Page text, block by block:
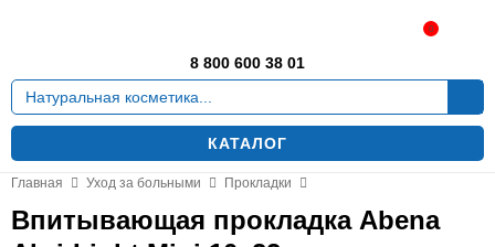
Москва
8 800 600 38 01
КАТАЛОГ
0
Главная Уход за больными Прокладки
Впитывающая прокладка Abena